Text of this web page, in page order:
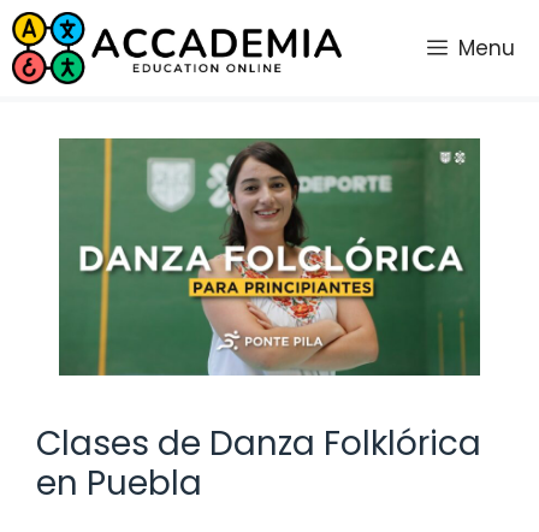
Saltar
al
contenido
Menu
Clases de Danza Folklórica
en Puebla